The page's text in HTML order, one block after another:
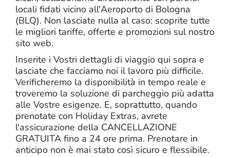
locali fidati vicino all'Aeroporto di Bologna
(BLQ). Non lasciate nulla al caso: scoprite tutte
le migliori tariffe, offerte e promozioni sul nostro
sito web.
Inserite i Vostri dettagli di viaggio qui sopra e
lasciate che facciamo noi il lavoro più difficile.
Verificheremo la disponibilità in tempo reale e
troveremo la soluzione di parcheggio più adatta
alle Vostre esigenze. E, soprattutto, quando
prenotate con Holiday Extras, avrete
l'assicurazione della CANCELLAZIONE
GRATUITA fino a 24 ore prima. Prenotare in
anticipo non è mai stato così sicuro e flessibile.